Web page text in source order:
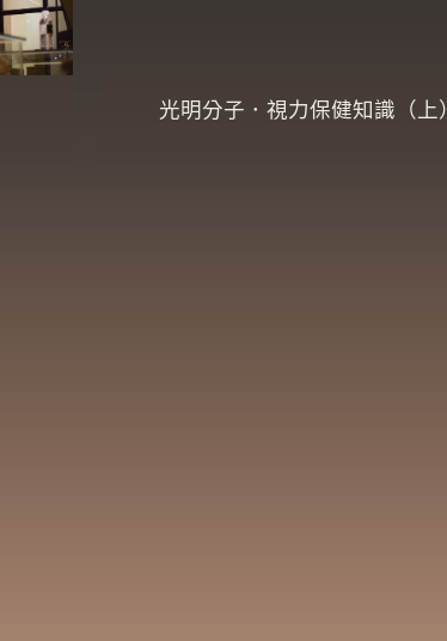
光明分子．視力保健知識（上）